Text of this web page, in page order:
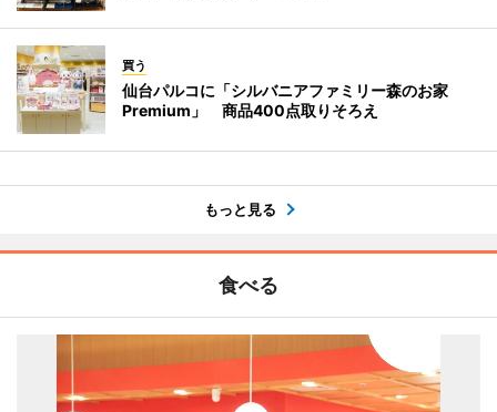
買う
仙台パルコに「シルバニアファミリー森のお家
Premium」 商品400点取りそろえ
もっと見る
食べる